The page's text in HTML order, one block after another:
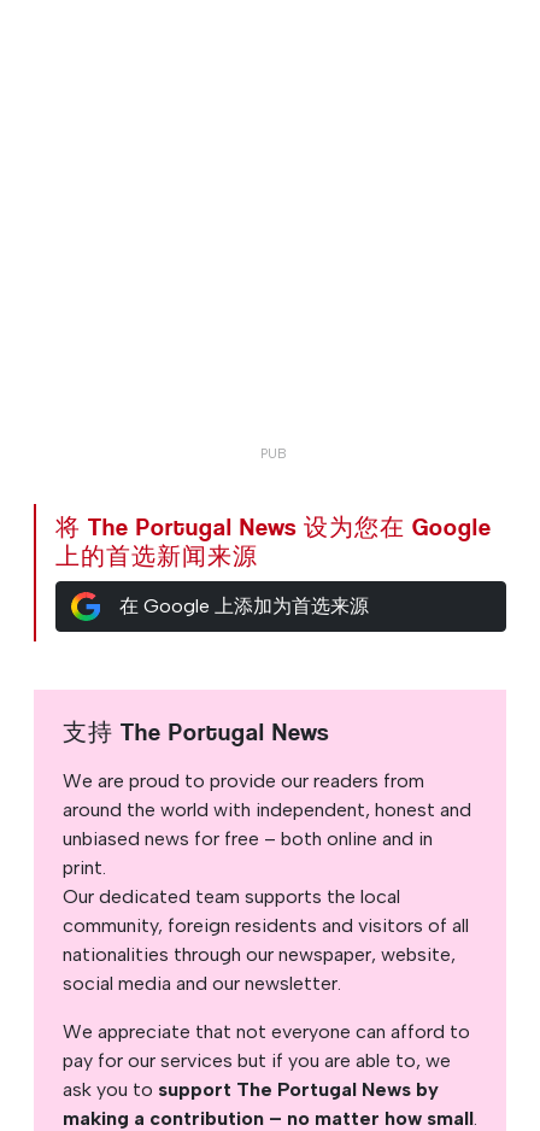
将 The Portugal News 设为您在 Google
上的首选新闻来源
在 Google 上添加为首选来源
支持 The Portugal News
We are proud to provide our readers from
around the world with independent, honest and
unbiased news for free – both online and in
print.
Our dedicated team supports the local
community, foreign residents and visitors of all
nationalities through our newspaper, website,
social media and our newsletter.
We appreciate that not everyone can afford to
pay for our services but if you are able to, we
ask you to support The Portugal News by
making a contribution – no matter how small.